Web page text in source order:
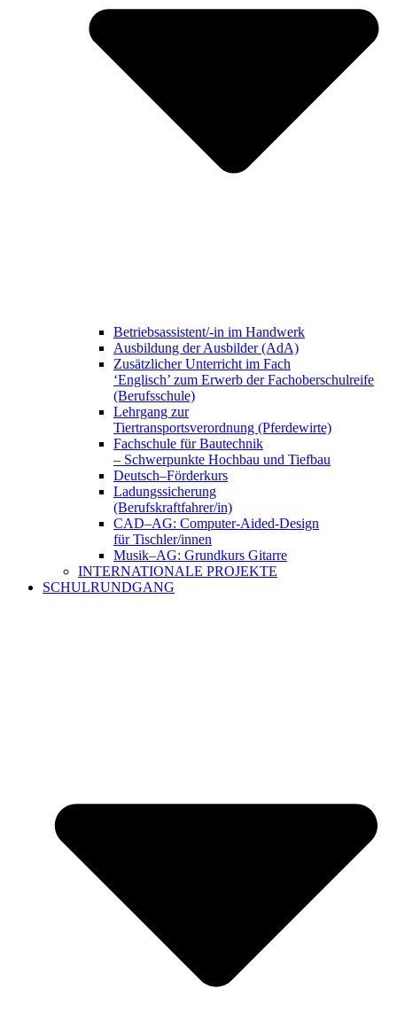
Betriebsassistent/-in im Handwerk
Ausbildung der Ausbilder (AdA)
Zusätzlicher Unterricht im Fach
‘Englisch’ zum Erwerb der Fachoberschulreife
(Berufsschule)
Lehrgang zur
Tiertransportsverordnung (Pferdewirte)
Fachschule für Bautechnik
– Schwerpunkte Hochbau und Tiefbau
Deutsch–Förderkurs
Ladungssicherung
(Berufskraftfahrer/in)
CAD–AG: Computer-Aided-Design
für Tischler/innen
Musik–AG: Grundkurs Gitarre
INTERNATIONALE PROJEKTE
SCHULRUNDGANG